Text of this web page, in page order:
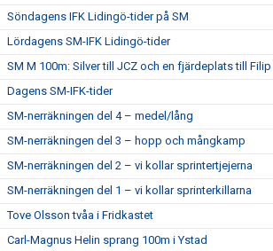
Söndagens IFK Lidingö-tider på SM
Lördagens SM-IFK Lidingö-tider
SM M 100m: Silver till JCZ och en fjärdeplats till Filip
Dagens SM-IFK-tider
SM-nerräkningen del 4 – medel/lång
SM-nerräkningen del 3 – hopp och mångkamp
SM-nerräkningen del 2 – vi kollar sprintertjejerna
SM-nerräkningen del 1 – vi kollar sprinterkillarna
Tove Olsson tvåa i Fridkastet
Carl-Magnus Helin sprang 100m i Ystad